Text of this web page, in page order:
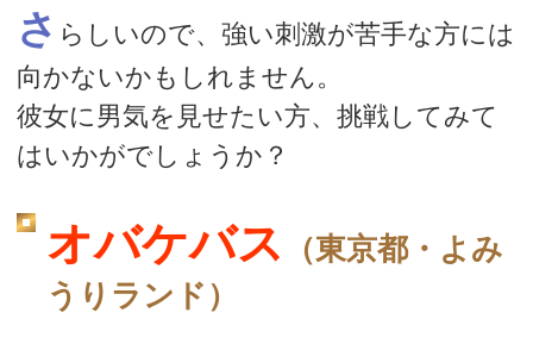
さ らしいので、強い刺激が苦手な方には
向かないかもしれません。
彼女に男気を見せたい方、挑戦してみて
はいかがでしょうか？
オバケバス
（東京都・よみ
うりランド）